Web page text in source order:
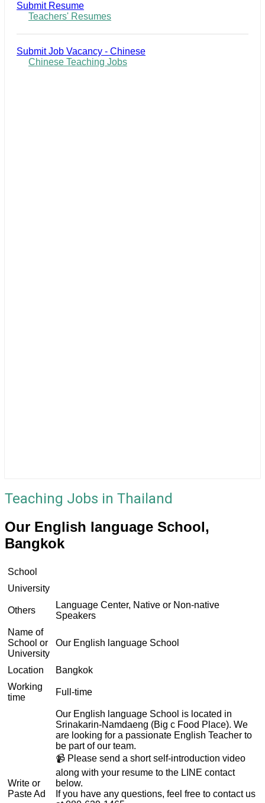
Submit Resume
Teachers' Resumes
Submit Job Vacancy - Chinese
Chinese Teaching Jobs
Teaching Jobs in Thailand
Our English language School,
Bangkok
School
University
Others
Language Center, Native or Non-native
Speakers
Name of
School or
University
Our English language School
Location
Bangkok
Working
time
Full-time
Write or
Paste Ad
Our English language School is located in
Srinakarin-Namdaeng (Big c Food Place). We
are looking for a passionate English Teacher to
be part of our team.
📹 Please send a short self-introduction video
along with your resume to the LINE contact
below.
If you have any questions, feel free to contact us